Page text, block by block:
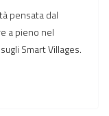
pensata dal
a pieno nel
Smart Villages.